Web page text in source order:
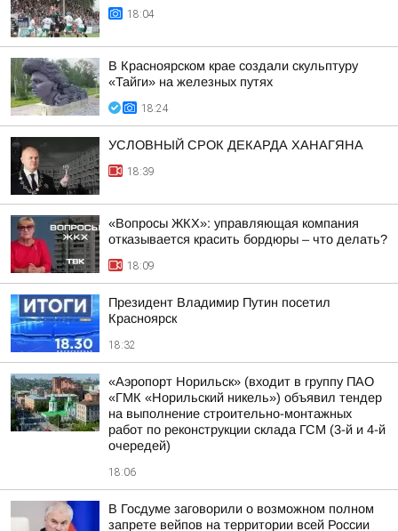
18:04
В Красноярском крае создали скульптуру
«Тайги» на железных путях
18:24
УСЛОВНЫЙ СРОК ДЕКАРДА ХАНАГЯНА
18:39
«Вопросы ЖКХ»: управляющая компания
отказывается красить бордюры – что делать?
18:09
Президент Владимир Путин посетил
Красноярск
18:32
«Аэропорт Норильск» (входит в группу ПАО
«ГМК «Норильский никель») объявил тендер
на выполнение строительно-монтажных
работ по реконструкции склада ГСМ (3-й и 4-й
очередей)
18:06
В Госдуме заговорили о возможном полном
запрете вейпов на территории всей России